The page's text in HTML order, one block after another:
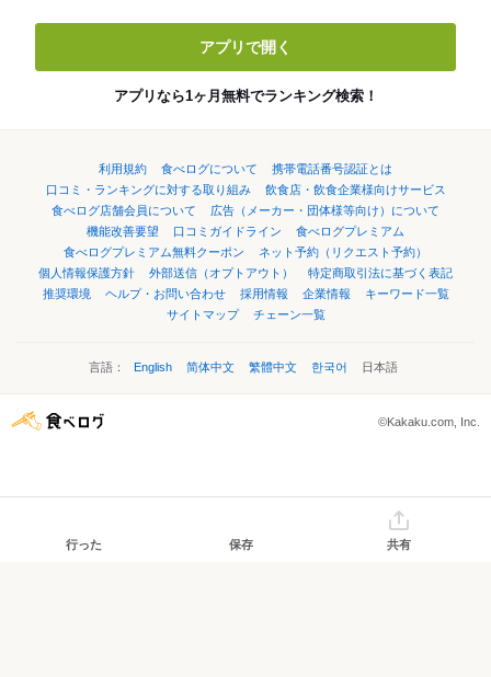
アプリで開く
アプリなら1ヶ月無料でランキング検索！
利用規約 食べログについて
携帯電話番号認証とは
口コミ・ランキングに対する取り組み
飲食店・飲食企業様向けサービス
食べログ店舗会員について
広告（メーカー・団体様等向け）について
機能改善要望
口コミガイドライン
食べログプレミアム
食べログプレミアム無料クーポン
ネット予約（リクエスト予約）
個人情報保護方針
外部送信（オプトアウト）
特定商取引法に基づく表記
推奨環境
ヘルプ・お問い合わせ 採用情報 企業情報
キーワード一覧
サイトマップ
チェーン一覧
言語： English 简体中文 繁體中文 한국어 日本語
©Kakaku.com, Inc.
行った 保存 共有